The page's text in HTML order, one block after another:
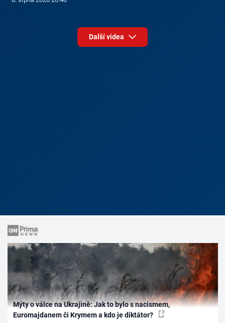
Další videa
Mýty o válce na Ukrajině: Jak to bylo s nacismem,
Euromajdanem či Krymem a kdo je diktátor?